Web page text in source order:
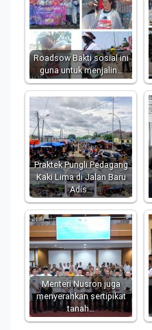
Roadsow Bakti sosial ini
guna untuk menjalin…
Praktek Pungli Pedagang
Kaki Lima di Jalan Baru
Adis…
Menteri Nusron juga
menyerahkan sertipikat
tanah…